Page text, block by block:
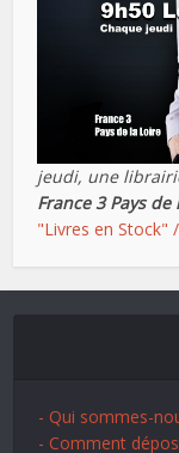
jeudi, une
France 3 Pays de
"Livres en Stock"
- Qui sommes-
- Comment